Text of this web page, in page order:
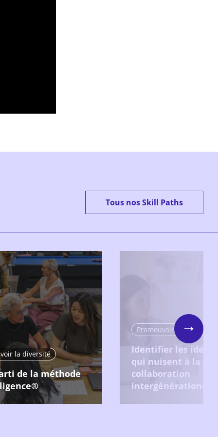
Tous nos Skill Paths
la diversité
de la méthode
Promouvoir la diversité
Identifier les idées
qui nuisent à la
collaboration
Next